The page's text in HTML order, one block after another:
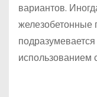
вариантов.
железобетонные
использованием